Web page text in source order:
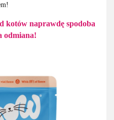
kotów naprawdę spodoba
odmiana!